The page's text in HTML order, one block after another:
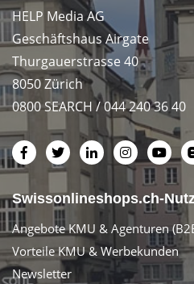
HELP Media AG
Geschäftshaus Airgate
Thurgauerstrasse 40
8050 Zürich
0800 SEARCH / 044 240 36 40
Swissonlineshops.ch-
Angebote KMU & Agenturen
Vorteile KMU & Werbekunden
Newsletter